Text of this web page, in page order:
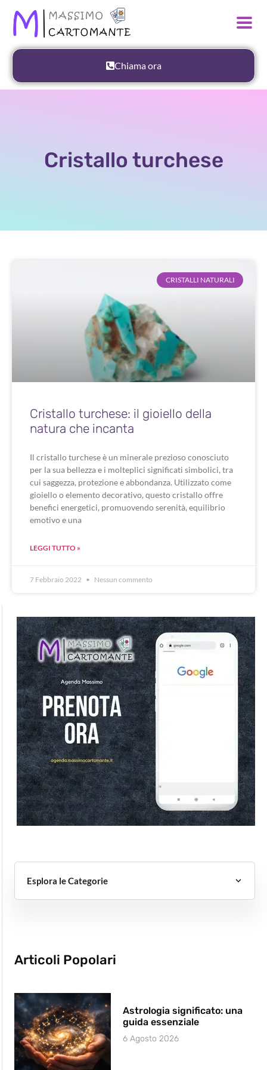
Chiama ora
Cristallo turchese
CRISTALLI NATURALI
Cristallo turchese: il gioiello della
natura che incanta
Il cristallo turchese è un minerale prezioso conosciuto
per la sua bellezza e i molteplici significati simbolici, tra
cui saggezza, protezione e abbondanza. Utilizzato come
gioiello o elemento decorativo, questo cristallo offre
benefici energetici, promuovendo serenità, equilibrio
emotivo e una
LEGGI TUTTO »
7 Febbraio 2022 Nessun commento
Esplora le Categorie
Articoli Popolari
Astrologia significato: una
guida essenziale
6 Agosto 2026